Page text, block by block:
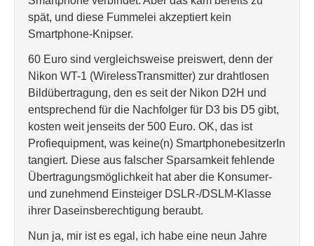
spät, und diese Fummelei akzeptiert kein
Smartphone-Knipser.
60 Euro sind vergleichsweise preiswert, denn der
Nikon WT-1 (WirelessTransmitter) zur drahtlosen
Bildübertragung, den es seit der Nikon D2H und
entsprechend für die Nachfolger für D3 bis D5 gibt,
kosten weit jenseits der 500 Euro. OK, das ist
Profiequipment, was keine(n) SmartphonebesitzerIn
tangiert. Diese aus falscher Sparsamkeit fehlende
Übertragungsmöglichkeit hat aber die Konsumer-
und zunehmend Einsteiger DSLR-/DSLM-Klasse
ihrer Daseinsberechtigung beraubt.
Nun ja, mir ist es egal, ich habe eine neun Jahre